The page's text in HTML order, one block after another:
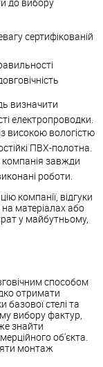
до вибору
сертифікованій
визначити
електропроводки.
високою вологістю
ПВХ-полотна.
компанія завжди
роботи.
компанії, відгуки
на матеріалах або
у майбутньому,
способом
отримати
базової стелі та
вибору фактур,
знайти
об'єкта.
монтаж